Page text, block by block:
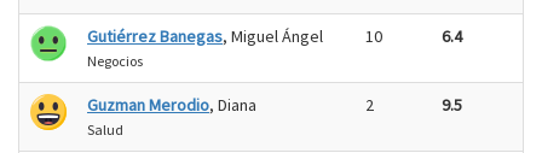
Gutiérrez Banegas, Miguel Ángel
Negocios
10 6.4
Guzman Merodio, Diana
Salud
2 9.5